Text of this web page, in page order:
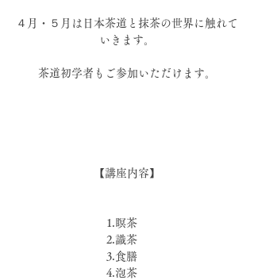
４月・５月は日本茶道と抹茶の世界に触れて
いきます。
茶道初学者もご参加いただけます。
【講座内容】
1.瞑茶
2.識茶
3.食膳
4.泡茶